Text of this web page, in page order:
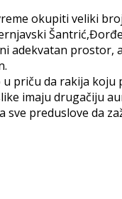
okupiti veliki
adekvatan
u priču da rakija
imaju drugačiju
sve preduslove da